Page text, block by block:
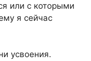
или с которыми
я сейчас
усвоения.